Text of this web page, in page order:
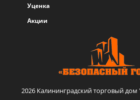
Уценка
Акции
2026 Калининградский торговый